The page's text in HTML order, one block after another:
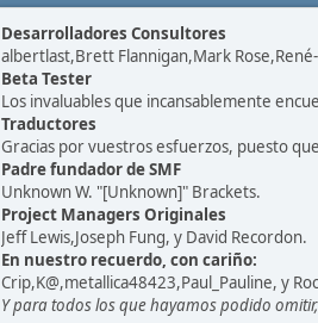
Desarrolladores Consultores
albertlast,Brett Flannigan,Mark
Beta Tester
Los invaluables que incansablemente
Traductores
Gracias por vuestros esfuerzos, puesto
Padre fundador de SMF
Unknown W. "[Unknown]" Brackets.
Project Managers Originales
Jeff Lewis,Joseph Fung, y David Recordon.
En nuestro recuerdo, con cariño:
Crip,K@,metallica48423,Paul_Pauline, y
Y para todos los que hayamos podido omitir,